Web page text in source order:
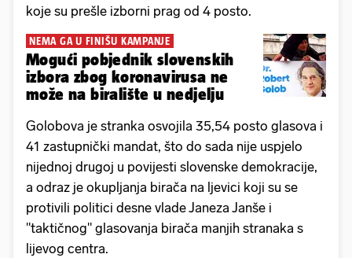
koje su prešle izborni prag od 4 posto.
NEMA GA U FINIŠU KAMPANJE
Mogući pobjednik slovenskih
izbora zbog koronavirusa ne
može na biralište u nedjelju
Golobova je stranka osvojila 35,54 posto glasova i
41 zastupnički mandat, što do sada nije uspjelo
nijednoj drugoj u povijesti slovenske demokracije,
a odraz je okupljanja birača na ljevici koji su se
protivili politici desne vlade Janeza Janše i
"taktičnog" glasovanja birača manjih stranaka s
lijevog centra.